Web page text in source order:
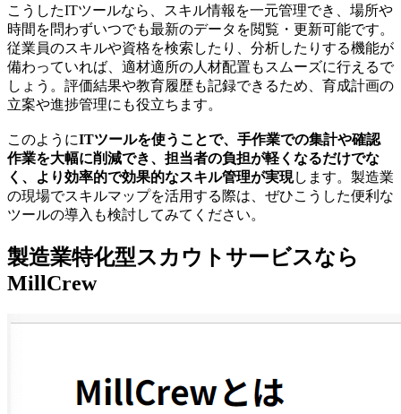
こうしたITツールなら、スキル情報を一元管理でき、場所や
時間を問わずいつでも最新のデータを閲覧・更新可能です。
従業員のスキルや資格を検索したり、分析したりする機能が
備わっていれば、適材適所の人材配置もスムーズに行えるで
しょう。評価結果や教育履歴も記録できるため、育成計画の
立案や進捗管理にも役立ちます。
このようにITツールを使うことで、手作業での集計や確認
作業を大幅に削減でき、担当者の負担が軽くなるだけでな
く、より効率的で効果的なスキル管理が実現します。製造業
の現場でスキルマップを活用する際は、ぜひこうした便利な
ツールの導入も検討してみてください。
製造業特化型スカウトサービスなら
MillCrew